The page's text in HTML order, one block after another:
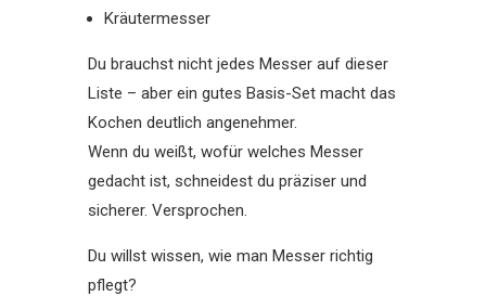
Kräutermesser
Du brauchst nicht jedes Messer auf dieser
Liste – aber ein gutes Basis-Set macht das
Kochen deutlich angenehmer.
Wenn du weißt, wofür welches Messer
gedacht ist, schneidest du präziser und
sicherer. Versprochen.
Du willst wissen, wie man Messer richtig
pflegt?